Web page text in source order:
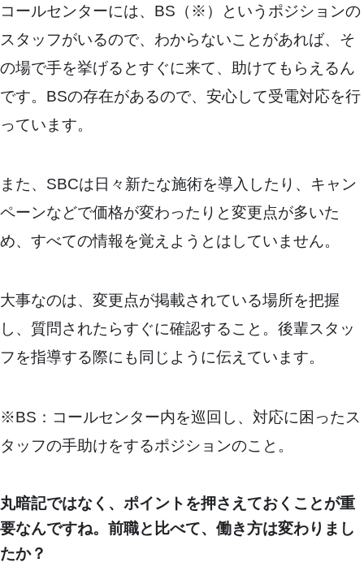
コールセンターには、BS（※）というポジションの
スタッフがいるので、わからないことがあれば、そ
の場で手を挙げるとすぐに来て、助けてもらえるん
です。BSの存在があるので、安心して受電対応を行
っています。
また、SBCは日々新たな施術を導入したり、キャン
ペーンなどで価格が変わったりと変更点が多いた
め、すべての情報を覚えようとはしていません。
大事なのは、変更点が掲載されている場所を把握
し、質問されたらすぐに確認すること。後輩スタッ
フを指導する際にも同じように伝えています。
※BS：コールセンター内を巡回し、対応に困ったス
タッフの手助けをするポジションのこと。
丸暗記ではなく、ポイントを押さえておくことが重
要なんですね。前職と比べて、働き方は変わりまし
たか？